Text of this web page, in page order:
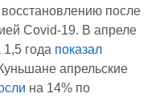
после
Covid-19. В апреле
1,5 года показал
апрельские
на 14% по